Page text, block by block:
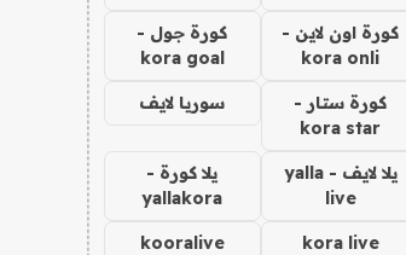
كورة اون لاين -
kora onli
كورة جول -
kora goal
كورة ستار -
kora star
سوريا لايف
يلا لايف - yalla
live
يلا كورة -
yallakora
kora live
kooralive